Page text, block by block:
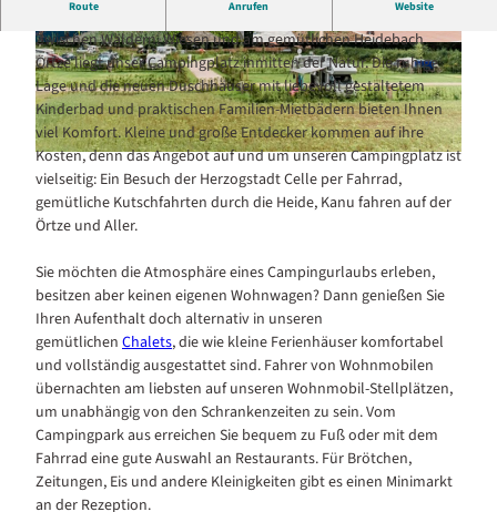
© FB Camping
© FB Camping © FB Camping
Route Anrufen Website
Der Wohlfühl-Campingplatz
Zwischen Wäldern, Wiesen und am gemütlichen Heidebach
Örtze liegt unser Campingplatz inmitten der Natur. Die ruhige
Lage und die neuen Duschhäuser mit liebevoll gestaltetem
Kinderbad und praktischen Familien-Mietbädern bieten Ihnen
viel Komfort. Kleine und große Entdecker kommen auf ihre
Kosten, denn das Angebot auf und um unseren Campingplatz ist
vielseitig: Ein Besuch der Herzogstadt Celle per Fahrrad,
gemütliche Kutschfahrten durch die Heide, Kanu fahren auf der
Örtze und Aller.
Sie möchten die Atmosphäre eines Campingurlaubs erleben,
besitzen aber keinen eigenen Wohnwagen? Dann genießen Sie
Ihren Aufenthalt doch alternativ in unseren
gemütlichen Chalets, die wie kleine Ferienhäuser komfortabel
und vollständig ausgestattet sind. Fahrer von Wohnmobilen
übernachten am liebsten auf unseren Wohnmobil-Stellplätzen,
um unabhängig von den Schrankenzeiten zu sein. Vom
Campingpark aus erreichen Sie bequem zu Fuß oder mit dem
Fahrrad eine gute Auswahl an Restaurants. Für Brötchen,
Zeitungen, Eis und andere Kleinigkeiten gibt es einen Minimarkt
an der Rezeption.